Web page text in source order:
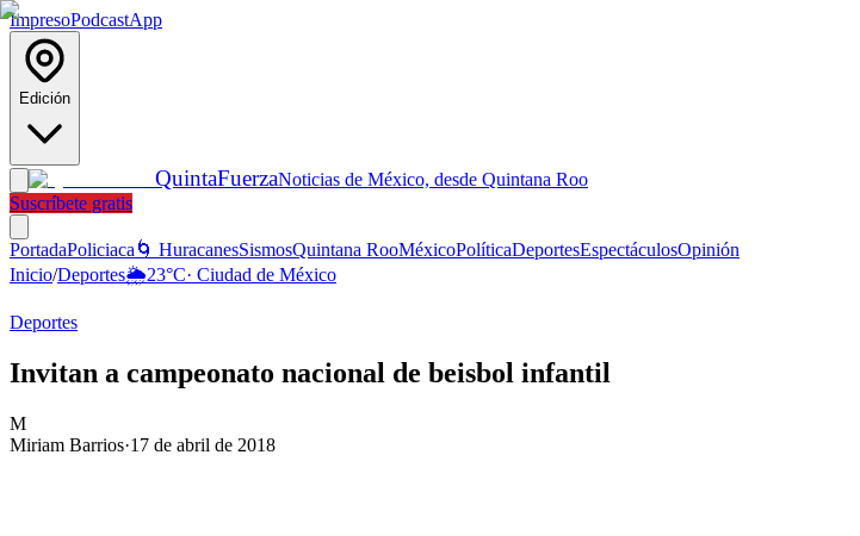
ImpresoPodcastApp
Edición
QuintaFuerzaNoticias de México, desde Quintana Roo
Suscríbete gratis
PortadaPoliciaca 🌀 HuracanesSismosQuintana RooMéxicoPolíticaDeportesEspectáculosOpinión
Inicio/Deportes🌦️23°C· Ciudad de México
Deportes
Invitan a campeonato nacional de beisbol infantil
M
Miriam Barrios·17 de abril de 2018